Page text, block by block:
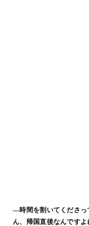
―時間を割いてくださっ
ん、帰国直後なんですよ